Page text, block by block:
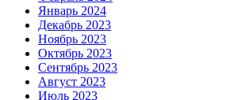
Январь 2024
Декабрь 2023
Ноябрь 2023
Октябрь 2023
Сентябрь 2023
Август 2023
Июль 2023